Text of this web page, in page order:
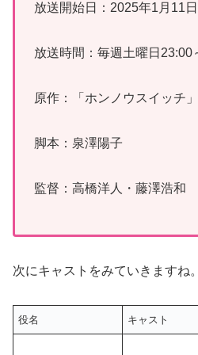
放送開始日：2025年1月11日
放送時間：毎週土曜日23:00
原作：「ホンノウスイッチ
脚本：泉澤陽子
監督：高橋洋人・藤澤浩和
次にキャストをみていきますね。
役名 キャスト